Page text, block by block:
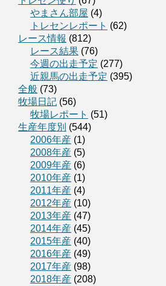
やまさん部屋 (4)
トレセンレポート (62)
レース情報 (812)
レース結果 (76)
今週の出走予定 (277)
近親馬の出走予定 (395)
全般 (73)
牧場日記 (56)
牧場レポート (51)
生産年度別 (544)
2006年産 (1)
2008年産 (5)
2009年産 (6)
2010年産 (1)
2011年産 (4)
2012年産 (10)
2013年産 (47)
2014年産 (45)
2015年産 (40)
2016年産 (49)
2017年産 (98)
2018年産 (208)